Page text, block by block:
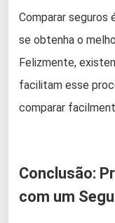
Comparar seguros
se obtenha o
Felizmente,
facilitam esse
comparar
Conclusão:
com um